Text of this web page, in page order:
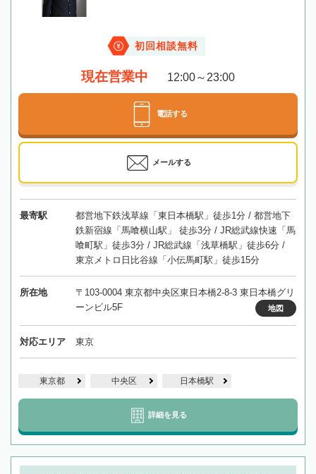
初回相談無料
現在営業中 12:00～23:00
電話する
メールする
最寄駅
都営地下鉄浅草線「東日本橋駅」徒歩1分 / 都営地下
鉄新宿線「馬喰横山駅」 徒歩3分 / JR総武線快速「馬
喰町駅」徒歩3分 / JR総武線「浅草橋駅」徒歩6分 /
東京メトロ日比谷線「小伝馬町駅」徒歩15分
所在地
〒103-0004 東京都中央区東日本橋2-8-3 東日本橋グリ
ーンビル5F
地図
対応エリア 東京
東京都 中央区 日本橋駅
詳細を見る